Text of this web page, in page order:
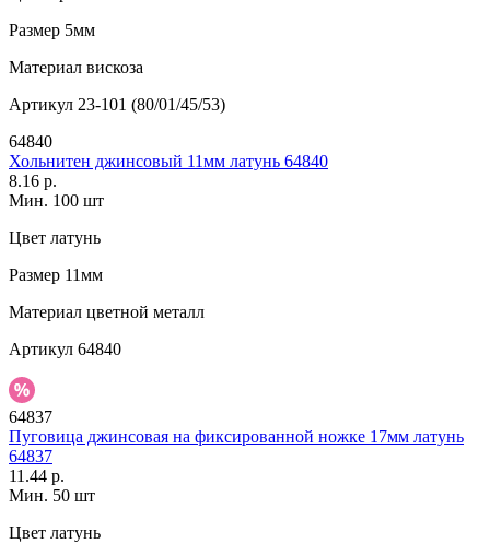
Размер 5мм
Материал вискоза
Артикул 23-101 (80/01/45/53)
64840
Хольнитен джинсовый 11мм латунь 64840
8.16 р.
Мин. 100 шт
Цвет латунь
Размер 11мм
Материал цветной металл
Артикул 64840
64837
Пуговица джинсовая на фиксированной ножке 17мм латунь
64837
11.44 р.
Мин. 50 шт
Цвет латунь